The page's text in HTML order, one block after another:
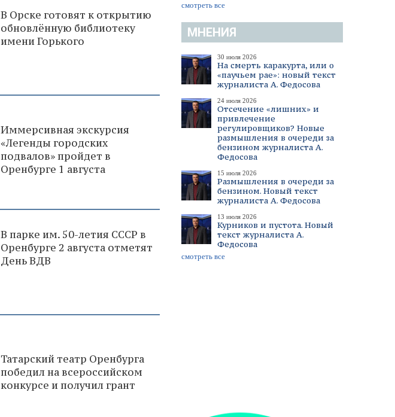
смотреть все
МНЕНИЯ
30 июля 2026
На смерть каракурта, или о
«паучьем рае»: новый текст
журналиста А. Федосова
24 июля 2026
Отсечение «лишних» и
привлечение
регулировщиков? Новые
размышления в очереди за
бензином журналиста А.
Федосова
15 июля 2026
Размышления в очереди за
бензином. Новый текст
журналиста А. Федосова
13 июля 2026
Курников и пустота. Новый
текст журналиста А.
Федосова
смотреть все
В Орске готовят к открытию
обновлённую библиотеку
имени Горького
Иммерсивная экскурсия
«Легенды городских
подвалов» пройдет в
Оренбурге 1 августа
В парке им. 50-летия СССР в
Оренбурге 2 августа отметят
День ВДВ
Татарский театр Оренбурга
победил на всероссийском
конкурсе и получил грант